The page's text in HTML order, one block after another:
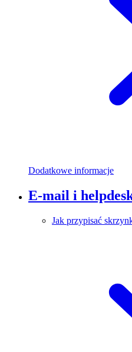
Dodatkowe informacje
E-mail i
Jak przypisać